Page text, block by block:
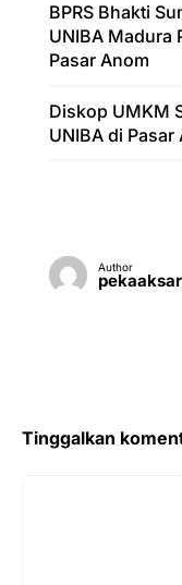
BPRS Bhakti
UNIBA Madura
Pasar Anom
Diskop UMKM
UNIBA di
Author
Tinggalkan